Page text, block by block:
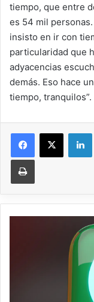
tiempo, que entre
es 54 mil
insisto en ir con
particularidad que
adyacencias
demás. Eso hace
tiempo, tranquilos”.